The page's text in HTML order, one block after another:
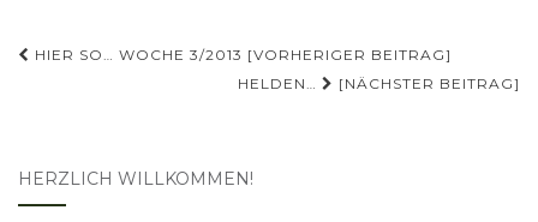
Beitragsnavigation
HIER SO… WOCHE 3/2013 [VORHERIGER BEITRAG]
HELDEN…
[NÄCHSTER BEITRAG]
HERZLICH WILLKOMMEN!